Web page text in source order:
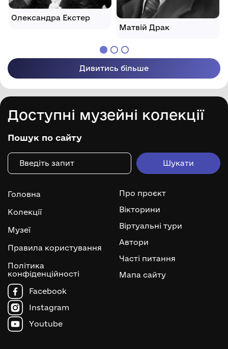
Олександра Екстер
Матвій Драк
Дивитись більше
Доступні музейні колекції
Пошук по сайту
Головна
Колекції
Музеї
Правила користування
Політика
конфіденційності
Про проєкт
Вікторини
Віртуальні тури
Автори
Часті питання
Мапа сайту
Facebook
Instagram
Youtube